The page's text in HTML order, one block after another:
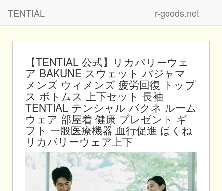
TENTIAL r-goods.net
【TENTIAL 公式】リカバリーウェ
ア BAKUNE スウェット パジャマ
メンズ ウィメンズ 疲労回復 トップ
ス ボトムス 上下セット 長袖
TENTIAL テンシャル バクネ ルーム
ウェア 部屋着 健康 プレゼント ギ
フト 一般医療機器 血行促進 ばくね
リカバリーウェア上下